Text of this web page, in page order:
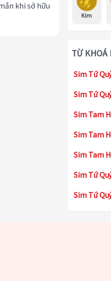
khi sở hữu
Kim
TỪ KHOÁ
Sim Tứ
Sim Tứ
Sim Tam
Sim Tam
Sim Tam
Sim Tứ
Sim Tứ